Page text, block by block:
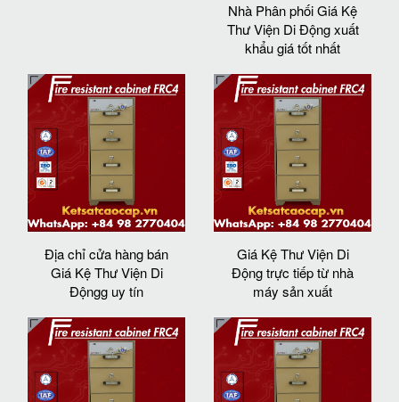
Nhà Phân phối Giá Kệ
Thư Viện Di Động xuất
khẩu giá tốt nhất
Địa chỉ cửa hàng bán
Giá Kệ Thư Viện Di
Độngg uy tín
Giá Kệ Thư Viện Di
Động trực tiếp từ nhà
máy sản xuất